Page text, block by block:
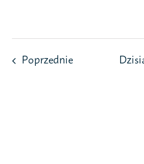
PoprzednieWydarzenia